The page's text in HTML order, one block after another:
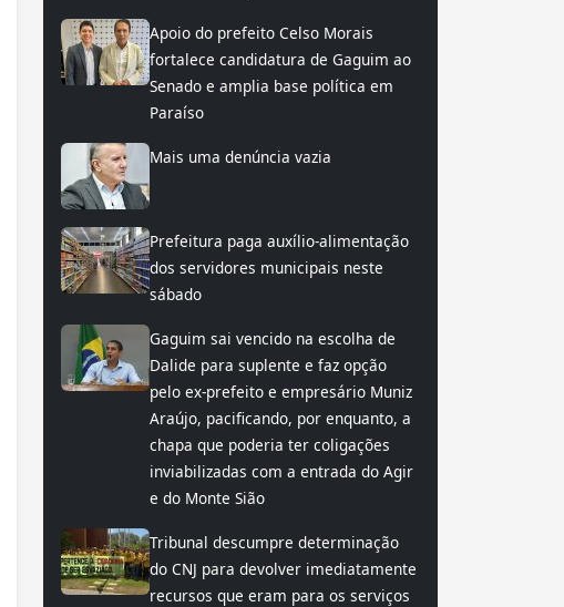
Apoio do prefeito Celso Morais
fortalece candidatura de Gaguim ao
Senado e amplia base política em
Paraíso
Mais uma denúncia vazia
Prefeitura paga auxílio-alimentação
dos servidores municipais neste
sábado
Gaguim sai vencido na escolha de
Dalide para suplente e faz opção
pelo ex-prefeito e empresário Muniz
Araújo, pacificando, por enquanto, a
chapa que poderia ter coligações
inviabilizadas com a entrada do Agir
e do Monte Sião
Tribunal descumpre determinação
do CNJ para devolver imediatamente
recursos que eram para os serviços